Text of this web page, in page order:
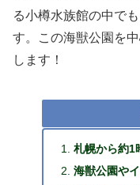
る小樽水族館の中で
す。この海獣公園を
します！
札幌から約1
海獣公園や